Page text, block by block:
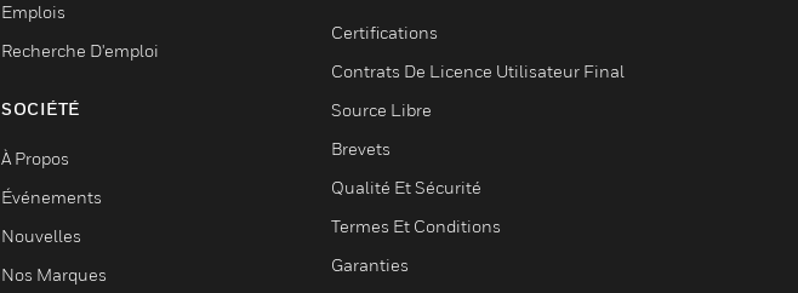
Emplois
Recherche D'emploi
SOCIÉTÉ
À Propos
Événements
Nouvelles
Nos Marques
Certifications
Contrats De Licence Utilisateur Final
Source Libre
Brevets
Qualité Et Sécurité
Termes Et Conditions
Garanties